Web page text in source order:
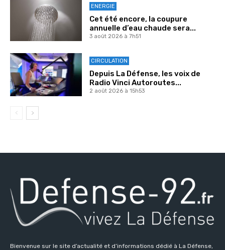
ENERGIE
Cet été encore, la coupure
annuelle d’eau chaude sera...
3 août 2026 à 7h51
CIRCULATION
Depuis La Défense, les voix de
Radio Vinci Autoroutes...
2 août 2026 à 15h53
Bienvenue sur le site d’actualité et d’informations dédié à La Défense,